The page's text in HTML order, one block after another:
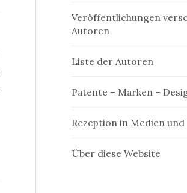
Veröffentlichungen
Autoren
Liste der Autoren
Patente – Marken –
Rezeption in Medien
Über diese Website